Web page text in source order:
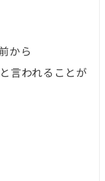
から
言われることが